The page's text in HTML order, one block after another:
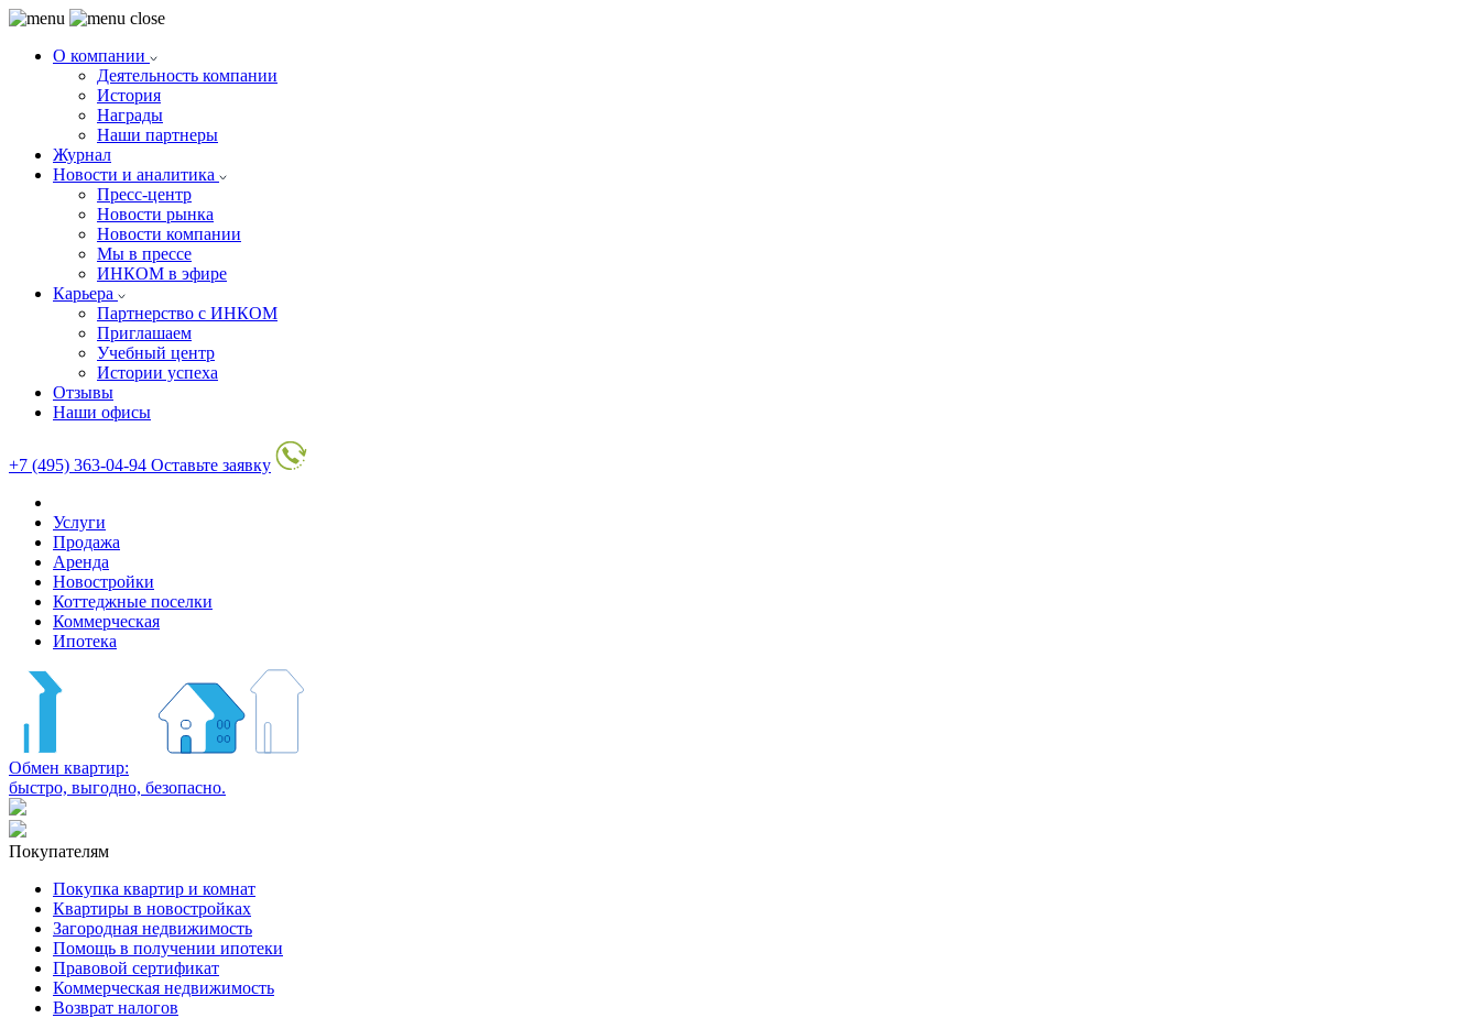
О компании
Деятельность компании
История
Награды
Наши партнеры
Журнал
Новости и аналитика
Пресс-центр
Новости рынка
Новости компании
Мы в прессе
ИНКОМ в эфире
Карьера
Партнерство с ИНКОМ
Приглашаем
Учебный центр
Истории успеха
Отзывы
Наши офисы
+7 (495) 363-04-94 Оставьте заявку
Услуги
Продажа
Аренда
Новостройки
Коттеджные поселки
Коммерческая
Ипотека
Обмен квартир:
быстро, выгодно, безопасно.
Покупателям
Покупка квартир и комнат
Квартиры в новостройках
Загородная недвижимость
Помощь в получении ипотеки
Правовой сертификат
Коммерческая недвижимость
Возврат налогов